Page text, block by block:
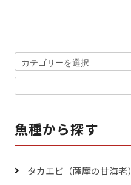
魚種から探す
タカエビ（薩摩の甘海老）